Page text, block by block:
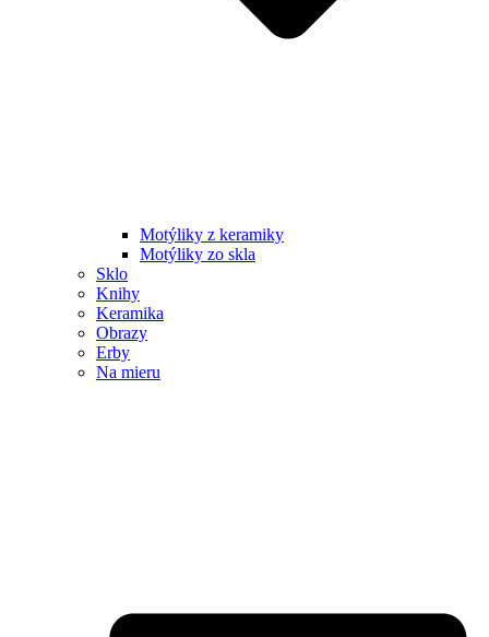
Motýliky z keramiky
Motýliky zo skla
Sklo
Knihy
Keramika
Obrazy
Erby
Na mieru